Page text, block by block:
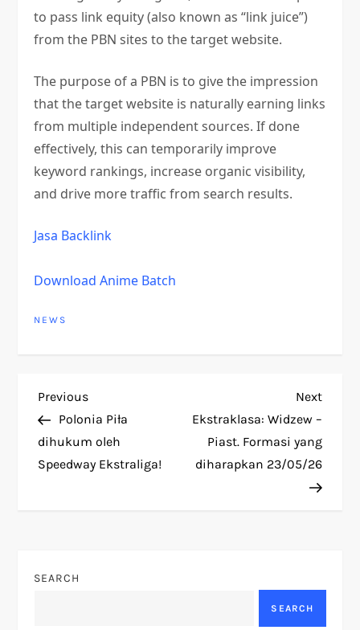
to pass link equity (also known as “link juice”)
from the PBN sites to the target website.
The purpose of a PBN is to give the impression
that the target website is naturally earning links
from multiple independent sources. If done
effectively, this can temporarily improve
keyword rankings, increase organic visibility,
and drive more traffic from search results.
Jasa Backlink
Download Anime Batch
NEWS
P
o
s
a
Previous
Post
Previous
Polonia Piła
dihukum oleh
Speedway Ekstraliga!
Next
Post
Next
Ekstraklasa: Widzew –
Piast. Formasi yang
diharapkan 23/05/26
SEARCH
SEARCH